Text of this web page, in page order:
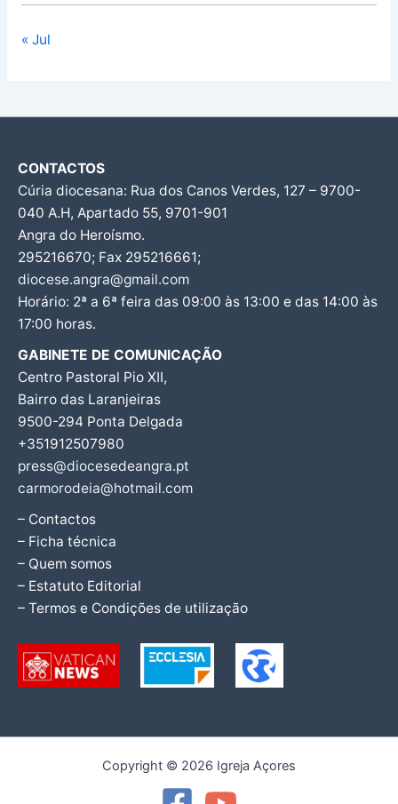
« Jul
CONTACTOS
Cúria diocesana: Rua dos Canos Verdes, 127 – 9700-
040 A.H, Apartado 55, 9701-901
Angra do Heroísmo.
295216670; Fax 295216661;
diocese.angra@gmail.com
Horário: 2ª a 6ª feira das 09:00 às 13:00 e das 14:00 às
17:00 horas.
GABINETE DE COMUNICAÇÃO
Centro Pastoral Pio XII,
Bairro das Laranjeiras
9500-294 Ponta Delgada
+351912507980
press@diocesedeangra.pt
carmorodeia@hotmail.com
– Contactos
– Ficha técnica
– Quem somos
– Estatuto Editorial
– Termos e Condições de utilização
Copyright © 2026 Igreja Açores